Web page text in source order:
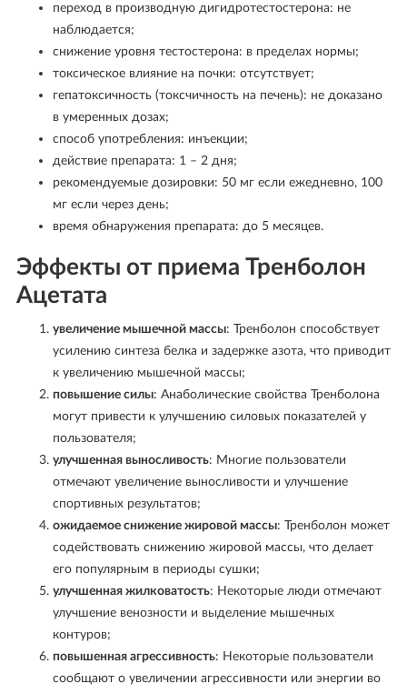
переход в производную дигидротестостерона: не
наблюдается;
снижение уровня тестостерона: в пределах нормы;
токсическое влияние на почки: отсутствует;
гепатоксичность (токсчичность на печень): не доказано
в умеренных дозах;
способ употребления: инъекции;
действие препарата: 1 – 2 дня;
рекомендуемые дозировки: 50 мг если ежедневно, 100
мг если через день;
время обнаружения препарата: до 5 месяцев.
Эффекты от приема Тренболон
Ацетата
увеличение мышечной массы: Тренболон способствует
усилению синтеза белка и задержке азота, что приводит
к увеличению мышечной массы;
повышение силы: Анаболические свойства Тренболона
могут привести к улучшению силовых показателей у
пользователя;
улучшенная выносливость: Многие пользователи
отмечают увеличение выносливости и улучшение
спортивных результатов;
ожидаемое снижение жировой массы: Тренболон может
содействовать снижению жировой массы, что делает
его популярным в периоды сушки;
улучшенная жилковатость: Некоторые люди отмечают
улучшение венозности и выделение мышечных
контуров;
повышенная агрессивность: Некоторые пользователи
сообщают о увеличении агрессивности или энергии во